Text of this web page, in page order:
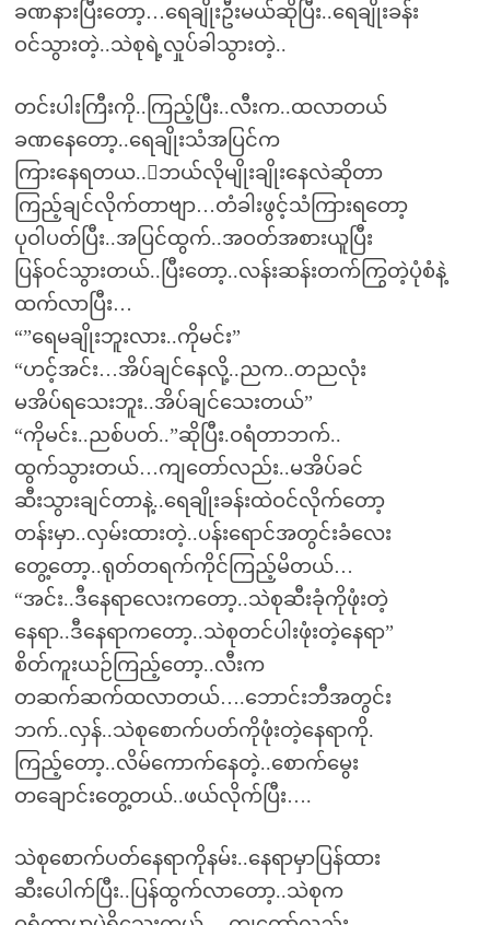
ခဏနားပြီးတော့…ရေချိုးဦးမယ်ဆိုပြီး..ရေချိုးခန်း
ဝင်သွားတဲ့..သဲစုရဲ့လှုပ်ခါသွားတဲ့..
တင်းပါးကြီးကို..ကြည့်ပြီး..လီးက..ထလာတယ်
ခဏနေတော့..ရေချိုးသံအပြင်က
ကြားနေရတယ..်ဘယ်လိုမျိုးချိုးနေလဲဆိုတာ
ကြည့်ချင်လိုက်တာဗျာ…တံခါးဖွင့်သံကြားရတော့
ပုဝါပတ်ပြီး..အပြင်ထွက်..အဝတ်အစားယူပြီး
ပြန်ဝင်သွားတယ်..ပြီးတော့..လန်းဆန်းတက်ကြွတဲ့ပုံစံနဲ့
ထက်လာပြီး…
“”ရေမချိုးဘူးလား..ကိုမင်း”
“ဟင့်အင်း…အိပ်ချင်နေလို့..ညက..တညလုံး
မအိပ်ရသေးဘူး..အိပ်ချင်သေးတယ်”
“ကိုမင်း..ညစ်ပတ်..”ဆိုပြီး.ဝရံတာဘက်..
ထွက်သွားတယ်…ကျတော်လည်း..မအိပ်ခင်
ဆီးသွားချင်တာနဲ့..ရေချိုးခန်းထဲဝင်လိုက်တော့
တန်းမှာ..လှမ်းထားတဲ့..ပန်းရောင်အတွင်းခံလေး
တွေ့တော့..ရုတ်တရက်ကိုင်ကြည့်မိတယ်…
“အင်း..ဒီနေရာလေးကတော့..သဲစုဆီးခုံကိုဖုံးတဲ့
နေရာ..ဒီနေရာကတော့..သဲစုတင်ပါးဖုံးတဲ့နေရာ”
စိတ်ကူးယဉ်ကြည့်တော့..လီးက
တဆက်ဆက်ထလာတယ်….ဘောင်းဘီအတွင်း
ဘက်..လှန်..သဲစုစောက်ပတ်ကိုဖုံးတဲ့နေရာကို.
ကြည့်တော့..လိမ်ကောက်နေတဲ့..စောက်မွေး
တချောင်းတွေ့တယ်..ဖယ်လိုက်ပြီး….
သဲစုစောက်ပတ်နေရာကိုနမ်း..နေရာမှာပြန်ထား
ဆီးပေါက်ပြီး..ပြန်ထွက်လာတော့..သဲစုက